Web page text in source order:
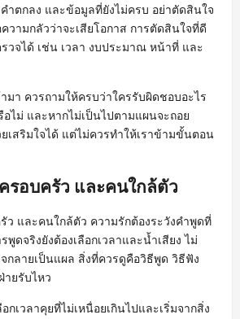
ตกลง และข้อมูลที่ยังไม่ครบ อย่าตัดสินใจ
วามกลัวว่าจะเสียโอกาส การตัดสินใจที่ดี
วจได้ เช่น เวลา งบประมาณ หน้าที่ และ
มา ควรถามให้ครบว่าใครรับผิดชอบอะไร
ไม่ และหากไม่เป็นไปตามแผนจะถอย
เสริมใจได้ แต่ไม่ควรทำให้เราข้ามขั้นตอน
รอบครัว และคนใกล้ตัว
ว และคนใกล้ตัว ความรักต้องระวังคำพูดที่
พูดจริงยังต้องเลือกเวลาและน้ำเสียง ไม่
กลายเป็นแผล สิ่งที่ควรดูคือวิธีพูด วิธีฟัง
ยรับไหว
อกเวลาคุยที่ไม่เหนื่อยเกินไปและเริ่มจากสิ่ง